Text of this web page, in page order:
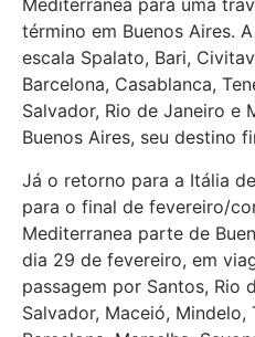
Mediterranea para uma
término em Buenos Aires.
escala Spalato, Bari,
Barcelona, Casablanca,
Salvador, Rio de Janeiro e
Buenos Aires, seu destino
Já o retorno para a Itália
para o final de fevereiro/
Mediterranea parte de
dia 29 de fevereiro, em
passagem por Santos, Rio
Salvador, Maceió, Mindelo,